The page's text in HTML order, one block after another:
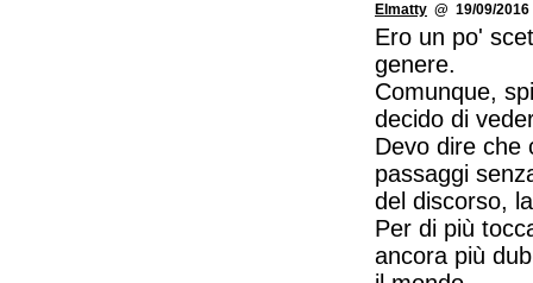
Elmatty @ 19/09/
Ero un po'
genere.
Comunque,
decido di
Devo dire che
passaggi
del discorso,
Per di più
ancora più